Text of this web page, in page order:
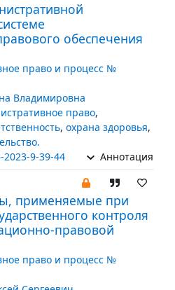
обеспечения
право и процесс №
Владимировна
право,
, охрана здоровья,
2023-9-39-44 Аннотация
применяемые при
контроля
правовой
право и процесс №